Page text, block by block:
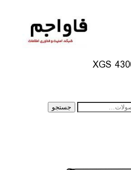
جستجو